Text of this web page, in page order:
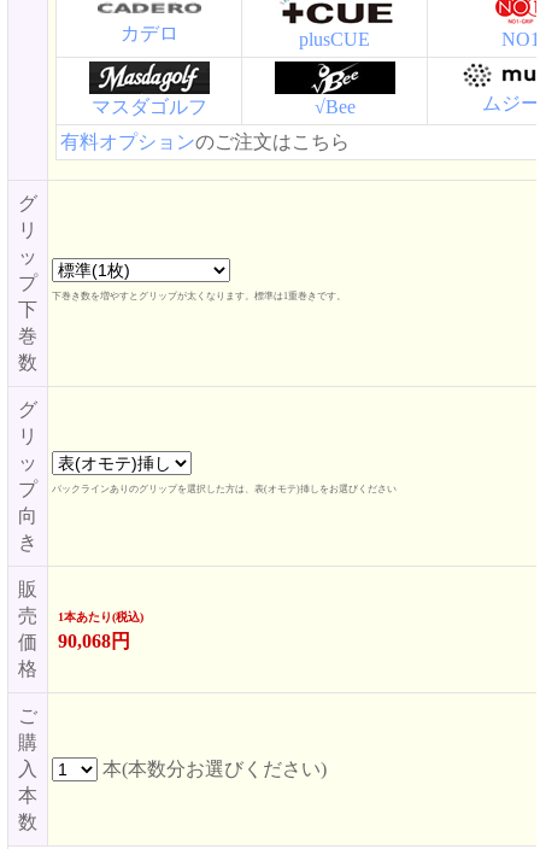
カデロ plusCUE NO1
マスダゴルフ √Bee
ムジ
有料オプションのご注文はこちら
グ
リ
ッ
プ
下
巻
数
下巻き数を増やすとグリップが太くなります。標準は1重巻きです。
グ
リ
ッ
プ
向
き
バックラインありのグリップを選択した方は、表(オモテ)挿しをお選びください
販
売
価
格
1本あたり(税込)
90,068円
ご
購
入
本
数
本(本数分お選びください)